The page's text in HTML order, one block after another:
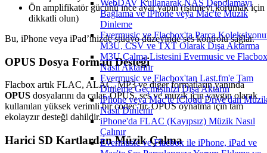
WebDAV Kullanarak NAS Depolamayı
Bağlama ve iPhone veya Mac'te Müzik
Dinleme
Evermusic ve Flacbox'ta Parça
M3U, CSV ve TXT Olarak Dışa Aktarma
M3U Çalma Listesini Evermusic ve
Nasıl Aktarılır
Evermusic ve Flacbox'tan Last.fm'e Tam
Dinleme Geçmişinizi Dışa Aktarın
iPhone veya Mac'te iCloud Drive'dan
Nasıl Dinlenir
iPhone'da FLAC (Kayıpsız) Müzik Nasıl
Çalınır
Evermusic ve Flacbox ile iPhone, iPad ve
Ön amplifikatör gücünü ince ayar yapın (işitmeyi korumak için
dikkatli olun)
Bu, iPhone veya iPad’inizde stüdyo düzeyinde ses kontrolü sağlar.
OPUS Dosya Formatı Desteği
Flacbox artık FLAC, ALAC, MP3 ve diğer formatların yanında
OPUS dosyalarını da çalar. OPUS, ses ve müzik için yaygın olarak
kullanılan yüksek verimli bir codec’tir. OPUS oynatma için tam
ekolayzır desteği dahildir.
Harici SD Kartlardan Müzik Çalma